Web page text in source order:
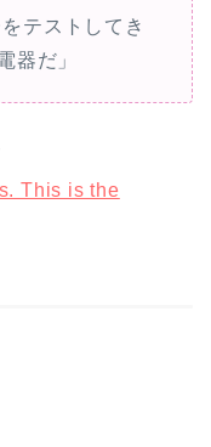
テストしてき
器だ」
This is the